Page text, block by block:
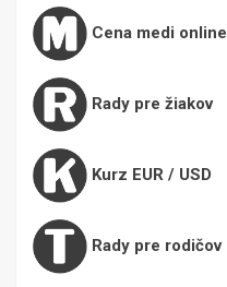
Cena medi online
Rady pre žiakov
Kurz EUR / USD
Rady pre rodičov